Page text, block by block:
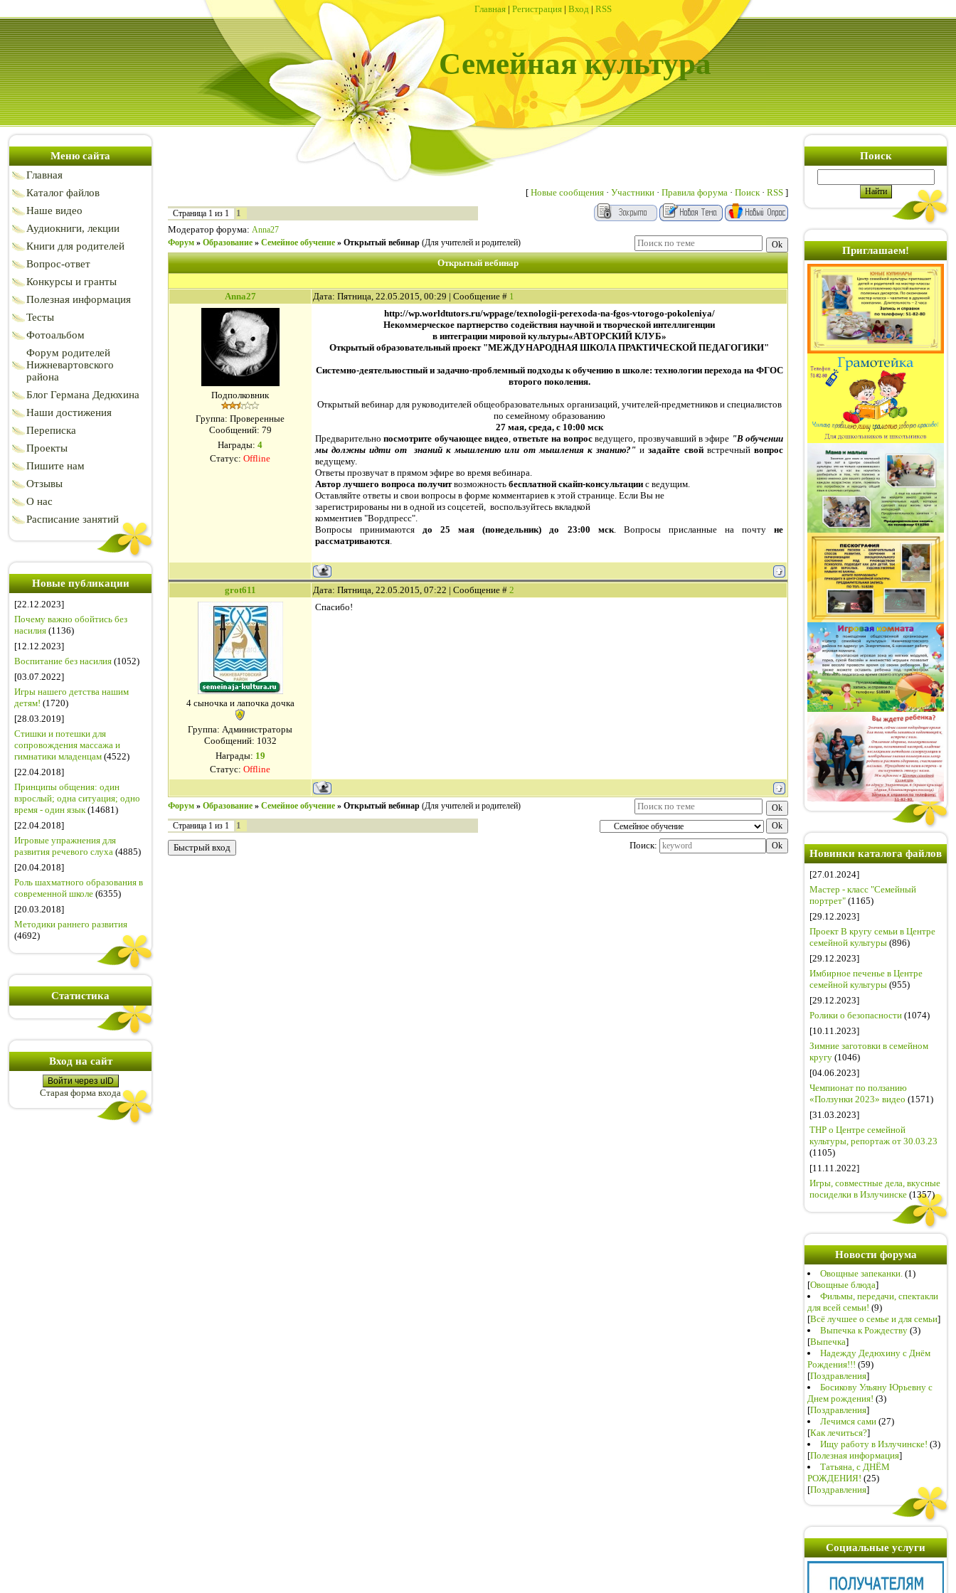
Главная | Регистрация | Вход | RSS
Семейная культура
Меню сайта
Главная
Каталог файлов
Наше видео
Аудиокниги, лекции
Книги для родителей
Вопрос-ответ
Конкурсы и гранты
Полезная информация
Тесты
Фотоальбом
Форум родителей
Нижневартовского
района
Блог Германа Дедюхина
Наши достижения
Переписка
Проекты
Пишите нам
Отзывы
О нас
Расписание занятий
Новые публикации
[22.12.2023]
Почему важно обойтись без
насилия (1136)
[12.12.2023]
Воспитание без насилия (1052)
[03.07.2022]
Игры нашего детства нашим
детям! (1720)
[28.03.2019]
Стишки и потешки для
сопровождения массажа и
гимнатики младенцам (4522)
[22.04.2018]
Принципы общения: один
взрослый; одна ситуация; одно
время - один язык(14681)
[22.04.2018]
Игровые упражнения для
развития речевого слуха (4885)
[20.04.2018]
Роль шахматного образования в
современной школе (6355)
[20.03.2018]
Методики раннего развития
(4692)
Статистика
Вход на сайт
Войти через uID
Старая форма входа
[ Новые сообщения · Участники · Правила форума · Поиск· RSS ]
Страница 1 из 1
1
Модератор форума: Anna27
Форум » Образование » Семейное обучение » Открытый вебинар (Для учителей и родителей)
Открытый вебинар
Anna27 Дата: Пятница, 22.05.2015, 00:29 | Сообщение # 1
Подполковник
Группа: Проверенные
Сообщений: 79
Награды: 4
Статус: Offline
http://wp.worldtutors.ru/wppage/texnologii-perexoda-na-fgos-vtorogo-pokoleniya/
Некоммерческое партнерство содействия научной и творческой интеллигенции
в интеграции мировой культуры«АВТОРСКИЙ КЛУБ»
Открытый образовательный проект "МЕЖДУНАРОДНАЯ ШКОЛА ПРАКТИЧЕСКОЙ ПЕДАГОГИКИ"
Системно-деятельностный и задачно-проблемный подходы к обучению в школе: технологии перехода на ФГОС
второго поколения.
Открытый вебинар для руководителей общеобразовательных организаций, учителей-предметников и специалистов
по семейному образованию
27 мая, среда, с 10:00 мск
Предварительнопосмотрите обучающее видео,ответьте на вопрос ведущего, прозвучавший в эфире "В обучении
мы должны идти от знаний к мышлению или от мышления к знанию?" изадайте свойвстречныйвопрос
ведущему.
Ответы прозвучат в прямом эфире во время вебинара.
Автор лучшего вопроса получитвозможность бесплатной скайп-консультации с ведущим.
Оставляйте ответы и свои вопросы в форме комментариев к этой странице. Если Вы не
зарегистрированы ни в одной из соцсетей, воспользуйтесь вкладкой
комментиев "Вордпресс".
Вопросы принимаютсядо 25 мая (понедельник) до 23:00 мск. Вопросы присланные на почтуне
рассматриваются.
grot611 Дата: Пятница, 22.05.2015, 07:22 | Сообщение # 2
4 сыночка и лапочка дочка
Группа: Администраторы
Сообщений: 1032
Награды: 19
Статус: Offline
Спасибо!
Форум » Образование » Семейное обучение » Открытый вебинар (Для учителей и родителей)
Страница 1 из 1
1
Поиск:
Поиск
Приглашаем!
Новинки каталога файлов
[27.01.2024]
Мастер - класс "Семейный
портрет" (1165)
[29.12.2023]
Проект В кругу семьи в Центре
семейной культуры (896)
[29.12.2023]
Имбирное печенье в Центре
семейной культуры (955)
[29.12.2023]
Ролики о безопасности (1074)
[10.11.2023]
Зимние заготовки в семейном
кругу (1046)
[04.06.2023]
Чемпионат по ползанию
«Ползунки 2023» видео (1571)
[31.03.2023]
ТНР о Центре семейной
культуры, репортаж от 30.03.23
(1105)
[11.11.2022]
Игры, совместные дела, вкусные
посиделки в Излучинске (1357)
Новости форума
Овощные запеканки. (1)
[Овощные блюда]
Фильмы, передачи, спектакли
для всей семьи! (9)
[Всё лучшее о семье и для семьи]
Выпечка к Рождеству (3)
[Выпечка]
Надежду Дедюхину с Днём
Рождения!!! (59)
[Поздравления]
Босикову Ульяну Юрьевну с
Днем рождения! (3)
[Поздравления]
Лечимся сами (27)
[Как лечиться?]
Ищу работу в Излучинске! (3)
[Полезная информация]
Татьяна, с ДНЁМ
РОЖДЕНИЯ! (25)
[Поздравления]
Социальные услуги